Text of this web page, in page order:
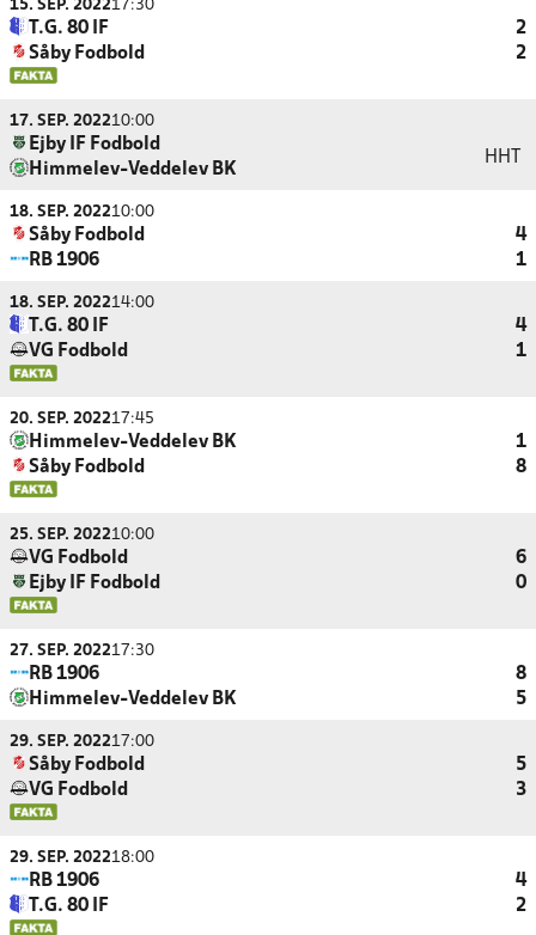
15. SEP. 202217:30
T.G. 80 IF
2
Såby Fodbold
2
17. SEP. 202210:00
Ejby IF Fodbold
Himmelev-Veddelev BK
HHT
18. SEP. 202210:00
Såby Fodbold
4
RB 1906
1
18. SEP. 202214:00
T.G. 80 IF
4
VG Fodbold
1
20. SEP. 202217:45
Himmelev-Veddelev BK
1
Såby Fodbold
8
25. SEP. 202210:00
VG Fodbold
6
Ejby IF Fodbold
0
27. SEP. 202217:30
RB 1906
8
Himmelev-Veddelev BK
5
29. SEP. 202217:00
Såby Fodbold
5
VG Fodbold
3
29. SEP. 202218:00
RB 1906
4
T.G. 80 IF
2